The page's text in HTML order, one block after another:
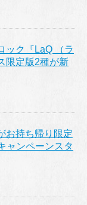
ック『LaQ （ラ
限定版2種が新
お持ち帰り限定
ャンペーンスタ